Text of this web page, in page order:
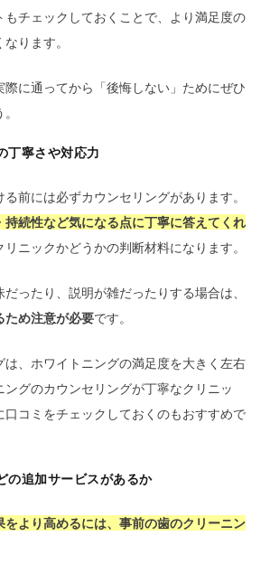
もチェックしておくことで、より満足度の
ります。
際に通ってから「後悔しない」ためにぜひ
丁寧さや対応力
前には必ずカウンセリングがあります。
持続性など気になる点に丁寧に答えてくれ
ニックかどうかの判断材料になります。
ったり、説明が雑だったりする場合は、
ため注意が必要です。
は、ホワイトニングの満足度を大きく左右
ングのカウンセリングが丁寧なクリニッ
口コミをチェックしておくのもおすすめで
の追加サービスがあるか
をより高めるには、事前の歯のクリーニン